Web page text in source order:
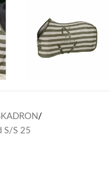
/
S/S 25